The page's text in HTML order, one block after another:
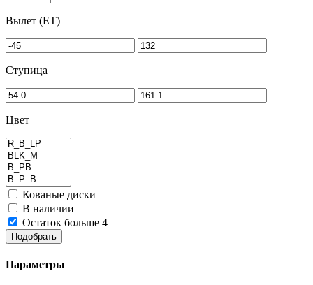
Вылет (ET)
Ступица
Цвет
Кованые диски
В наличии
Остаток больше 4
Подобрать
Параметры